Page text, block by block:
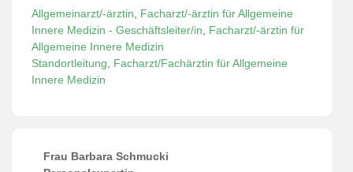
Allgemeinarzt/-ärztin, Facharzt/-ärztin für Allgemeine
Innere Medizin - Geschäftsleiter/in, Facharzt/-ärztin für
Allgemeine Innere Medizin
Standortleitung, Facharzt/Fachärztin für Allgemeine
Innere Medizin
Frau Barbara Schmucki